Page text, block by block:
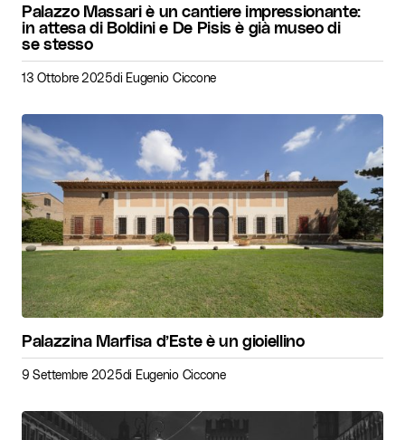
Palazzo Massari è un cantiere impressionante:
in attesa di Boldini e De Pisis è già museo di
se stesso
13 Ottobre 2025di Eugenio Ciccone
Palazzina Marfisa d’Este è un gioiellino
9 Settembre 2025di Eugenio Ciccone